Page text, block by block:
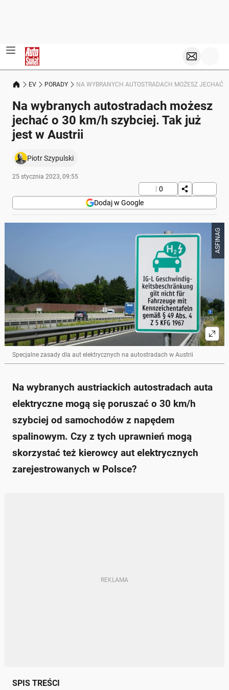
EV PORADY NA WYBRANYCH AUTOSTRADACH MOŻESZ JECHAĆ
Na wybranych autostradach możesz
jechać o 30 km/h szybciej. Tak już
jest w Austrii
Piotr Szypulski
25 stycznia 2023, 09:55
0
Dodaj w Google
ASFINAG
Specjalne zasady dla aut elektrycznych na autostradach w Austrii
Na wybranych austriackich autostradach auta
elektryczne mogą się poruszać o 30 km/h
szybciej od samochodów z napędem
spalinowym. Czy z tych uprawnień mogą
skorzystać też kierowcy aut elektrycznych
zarejestrowanych w Polsce?
SPIS TREŚCI